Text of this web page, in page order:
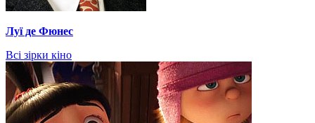
Луї де Фюнес
Всі зірки кіно